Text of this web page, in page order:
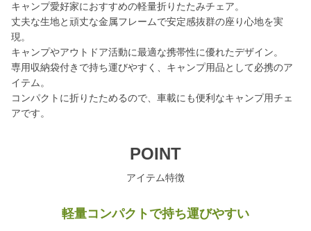
キャンプ愛好家におすすめの軽量折りたたみチェア。
丈夫な生地と頑丈な金属フレームで安定感抜群の座り心地を実
現。
キャンプやアウトドア活動に最適な携帯性に優れたデザイン。
専用収納袋付きで持ち運びやすく、キャンプ用品として必携のア
イテム。
コンパクトに折りたためるので、車載にも便利なキャンプ用チェ
アです。
POINT
アイテム特徴
軽量コンパクトで持ち運びやすい